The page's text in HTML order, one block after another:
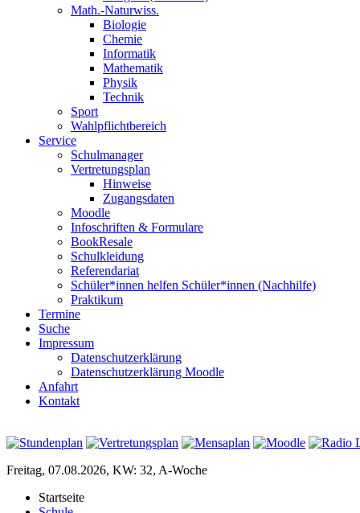
Math.-Naturwiss.
Biologie
Chemie
Informatik
Mathematik
Physik
Technik
Sport
Wahlpflichtbereich
Service
Schulmanager
Vertretungsplan
Hinweise
Zugangsdaten
Moodle
Infoschriften & Formulare
BookResale
Schulkleidung
Referendariat
Schüler*innen helfen Schüler*innen (Nachhilfe)
Praktikum
Termine
Suche
Impressum
Datenschutzerklärung
Datenschutzerklärung Moodle
Anfahrt
Kontakt
Freitag, 07.08.2026, KW: 32, A-Woche
Startseite